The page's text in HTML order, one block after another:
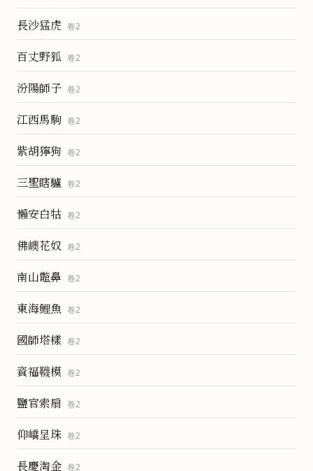
長沙猛虎 卷2
百丈野狐 卷2
汾陽師子 卷2
江西馬駒 卷2
紫胡獰狗 卷2
三聖瞎驢 卷2
懶安白牯 卷2
佛㠗花奴 卷2
南山鼈鼻 卷2
東海鯉魚 卷2
國師塔樣 卷2
資福韈模 卷2
鹽官索扇 卷2
仰嶠呈珠 卷2
長慶淘金 卷2